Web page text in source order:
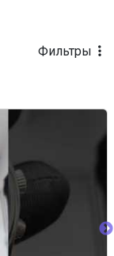
Фильтры